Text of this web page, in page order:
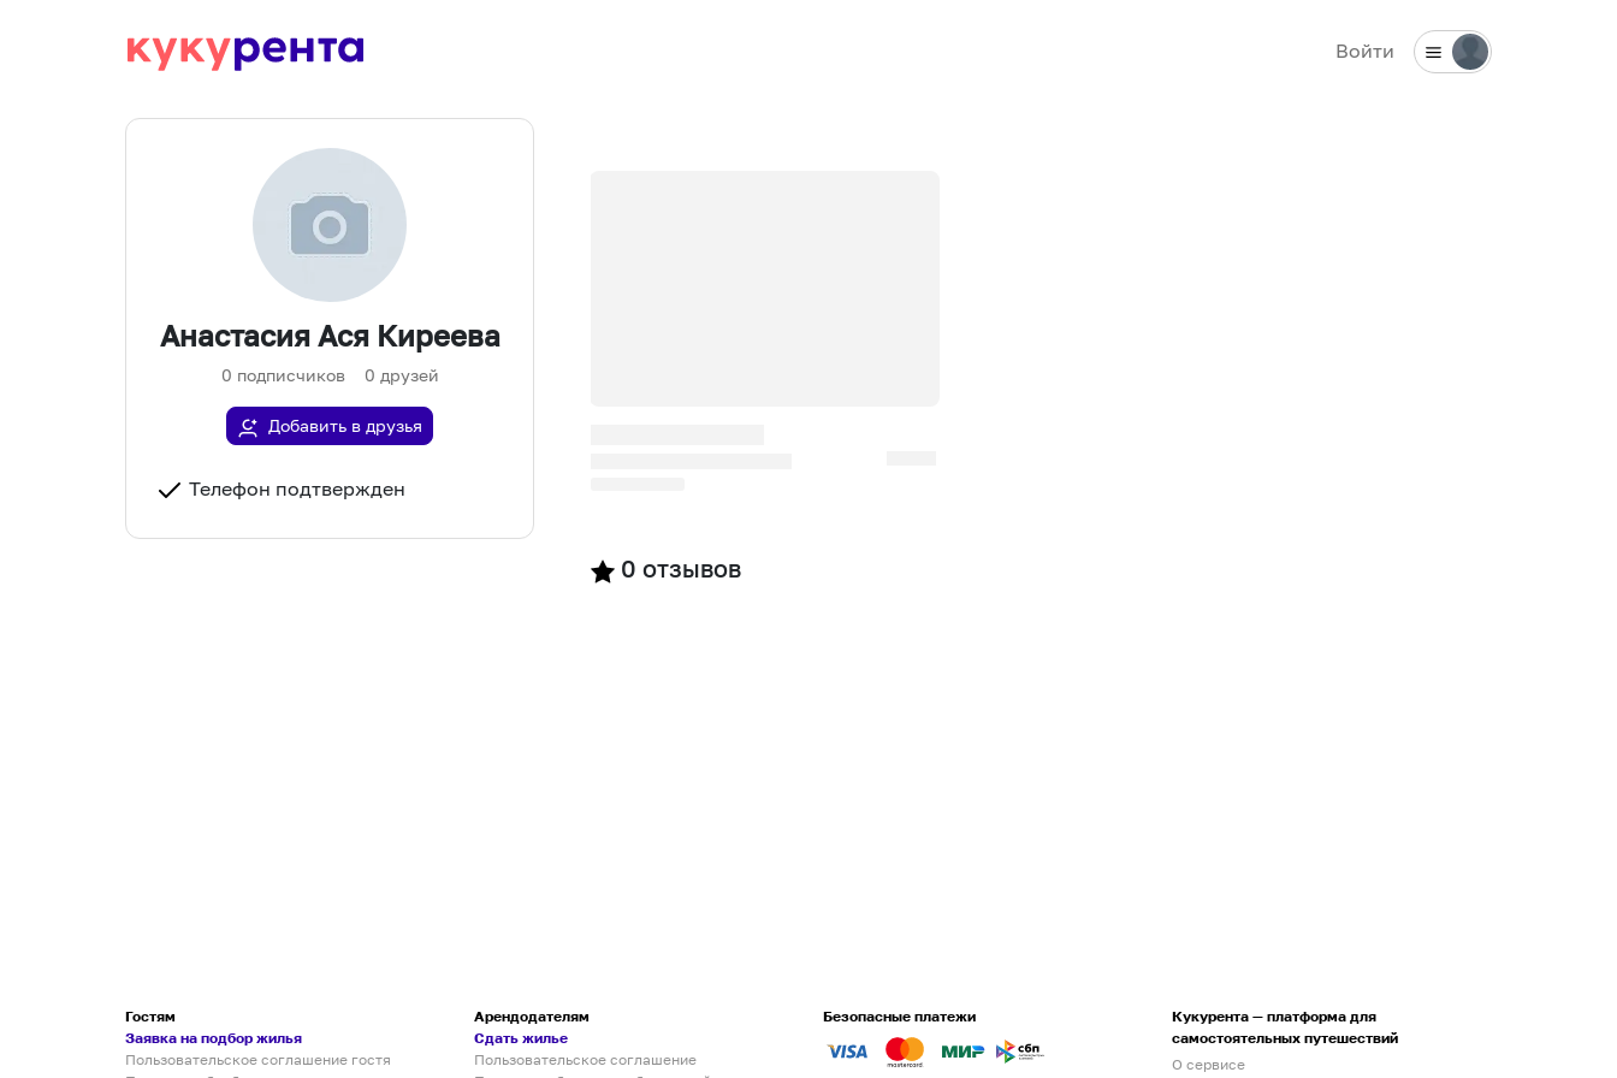
Войти
Анастасия Ася Киреева
0 подписчиков 0 друзей
Добавить в друзья
Телефон подтвержден
0 отзывов
Гостям
Заявка на подбор жилья
Пользовательское соглашение гостя
Арендодателям
Сдать жилье
Пользовательское соглашение
Безопасные платежи
Кукурента — платформа для
самостоятельных путешествий
О сервисе